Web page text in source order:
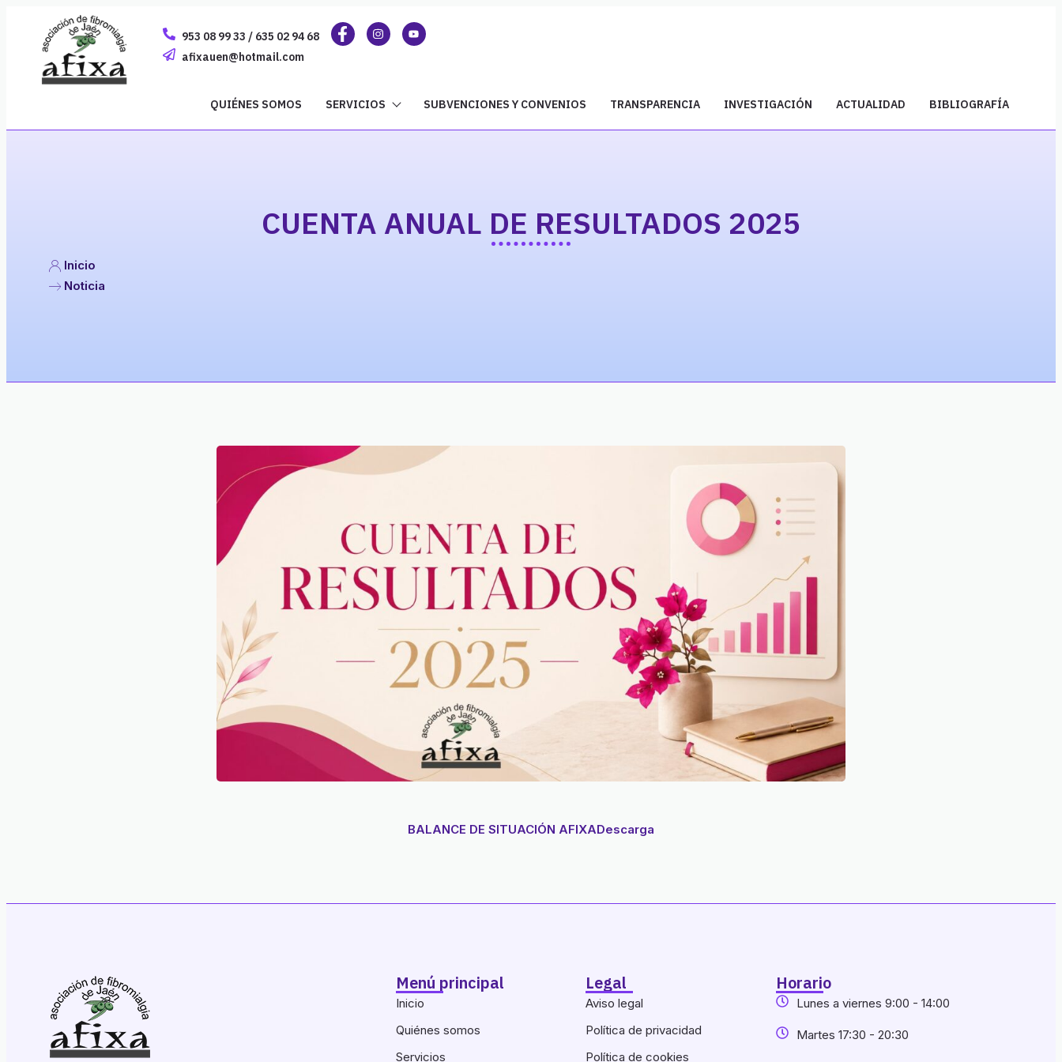
953 08 99 33 / 635 02 94 68
afixauen@hotmail.com
QUIÉNES SOMOS SERVICIOS SUBVENCIONES Y CONVENIOS TRANSPARENCIA INVESTIGACIÓN ACTUALIDAD BIBLIOGRAFÍA
CUENTA ANUAL DE RESULTADOS 2025
Inicio
Noticia
BALANCE DE SITUACIÓN AFIXADescarga
Menú principal
Inicio
Quiénes somos
Servicios
Legal
Aviso legal
Política de privacidad
Política de cookies
Horario
Lunes a viernes 9:00 - 14:00
Martes 17:30 - 20:30